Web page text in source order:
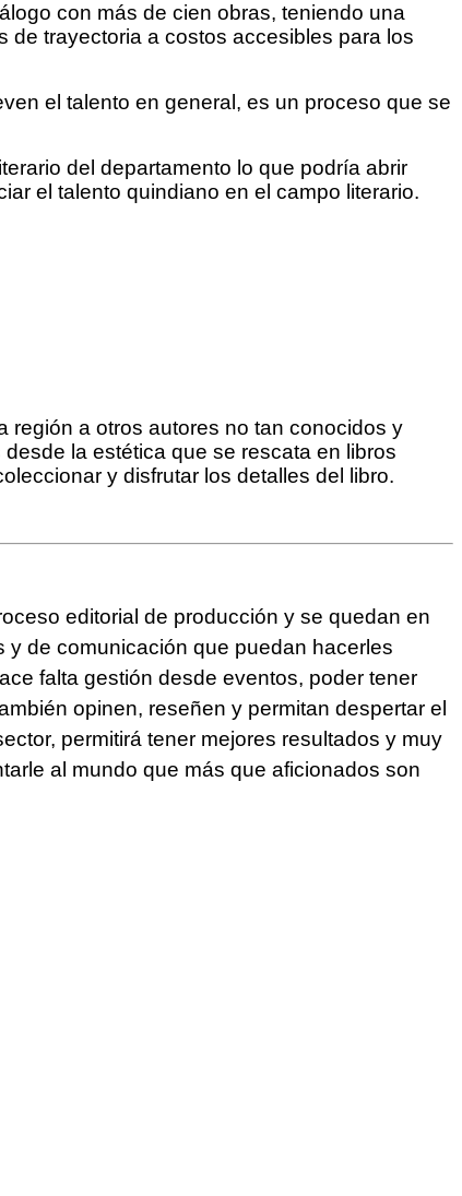
con más de cien obras, teniendo una
de trayectoria a costos accesibles para los
el talento en general, es un proceso que se
del departamento lo que podría abrir
el talento quindiano en el campo literario.
región a otros autores no tan conocidos y
la estética que se rescata en libros
y disfrutar los detalles del libro.
editorial de producción y se quedan en
y de comunicación que puedan hacerles
falta gestión desde eventos, poder tener
opinen, reseñen y permitan despertar el
permitirá tener mejores resultados y muy
al mundo que más que aficionados son